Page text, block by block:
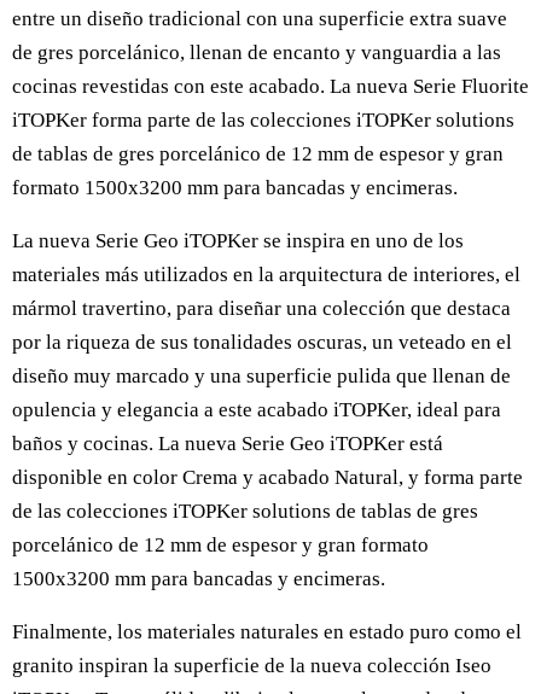
entre un diseño tradicional con una superficie extra suave
de gres porcelánico, llenan de encanto y vanguardia a las
cocinas revestidas con este acabado. La nueva Serie Fluorite
iTOPKer forma parte de las colecciones iTOPKer solutions
de tablas de gres porcelánico de 12 mm de espesor y gran
formato 1500x3200 mm para bancadas y encimeras.
La nueva Serie Geo iTOPKer se inspira en uno de los
materiales más utilizados en la arquitectura de interiores, el
mármol travertino, para diseñar una colección que destaca
por la riqueza de sus tonalidades oscuras, un veteado en el
diseño muy marcado y una superficie pulida que llenan de
opulencia y elegancia a este acabado iTOPKer, ideal para
baños y cocinas. La nueva Serie Geo iTOPKer está
disponible en color Crema y acabado Natural, y forma parte
de las colecciones iTOPKer solutions de tablas de gres
porcelánico de 12 mm de espesor y gran formato
1500x3200 mm para bancadas y encimeras.
Finalmente, los materiales naturales en estado puro como el
granito inspiran la superficie de la nueva colección Iseo